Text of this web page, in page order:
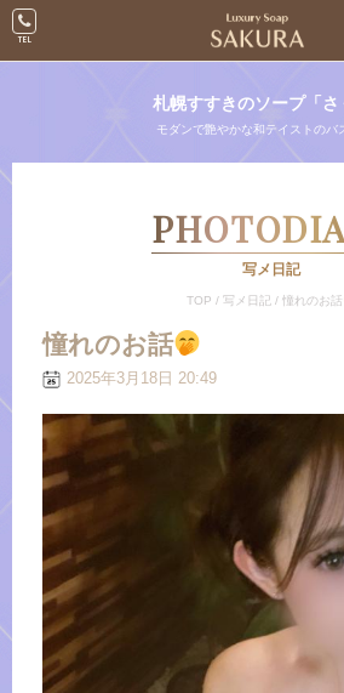
札幌すすきのソープ「さ
モダンで艶やかな和テイストのバ
写メ日記
TOP / 写メ日記 / 憧れのお話
憧れのお話
2025年3月18日 20:49